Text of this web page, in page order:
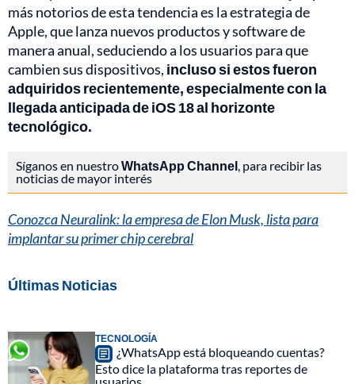
más notorios de esta tendencia es la estrategia de
Apple, que lanza nuevos productos y software de
manera anual, seduciendo a los usuarios para que
cambien sus dispositivos, incluso si estos fueron
adquiridos recientemente, especialmente con la
llegada anticipada de iOS 18 al horizonte
tecnológico.
Síganos en nuestroWhatsApp Channel, para recibir las
noticias de mayor interés
Conozca Neuralink: la empresa de Elon Musk, lista para
implantar su primer chip cerebral
Últimas Noticias
TECNOLOGÍA
¿WhatsApp está bloqueando cuentas?
Esto dice la plataforma tras reportes de